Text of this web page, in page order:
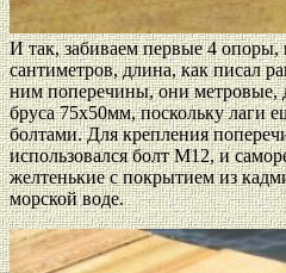
И так, забиваем первые 4
сантиметров, длина, как писал
ним поперечины, они метровые,
бруса 75х50мм, поскольку лаги
болтами. Для крепления
использовался болт М12, и
желтенькие с покрытием из
морской воде.